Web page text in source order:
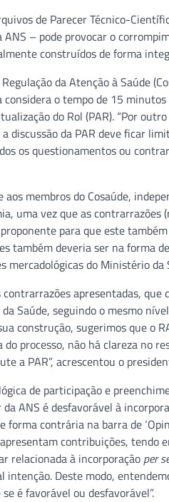
de Parecer Técnico-
– pode provocar o
construídos de forma
da Atenção à Saúde
o tempo de 15
do Rol (PAR). “Por
discussão da PAR deve ficar
os questionamentos ou
membros do Cosaúde,
uma vez que as contrarrazões
para que este
também deveria ser na forma
mercadológicas do Ministério da
apresentadas, que
Saúde, seguindo o mesmo
construção, sugerimos que o
processo, não há clareza no
a PAR”, acrescentou o
de participação e
ANS é desfavorável à
contrária na barra de
contribuições, tendo
relacionada à incorporação per
Deste modo,
é favorável ou desfavorável”.